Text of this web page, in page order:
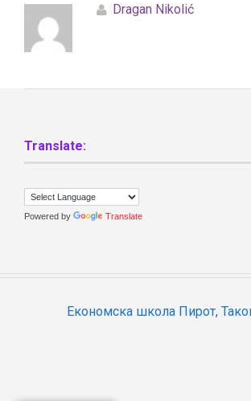
Dragan Nikolić
Translate:
Powered by Translate
Економска школа Пирот,